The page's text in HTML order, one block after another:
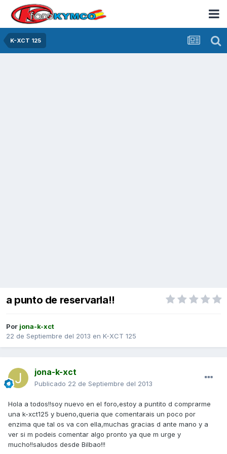
K-XCT 125
a punto de reservarla!!
Por jona-k-xct
22 de Septiembre del 2013 en K-XCT 125
jona-k-xct
Publicado 22 de Septiembre del 2013
Hola a todos!!soy nuevo en el foro,estoy a puntito d comprarme
una k-xct125 y bueno,queria que comentarais un poco por
enzima que tal os va con ella,muchas gracias d ante mano y a
ver si m podeis comentar algo pronto ya que m urge y
mucho!!saludos desde Bilbao!!!